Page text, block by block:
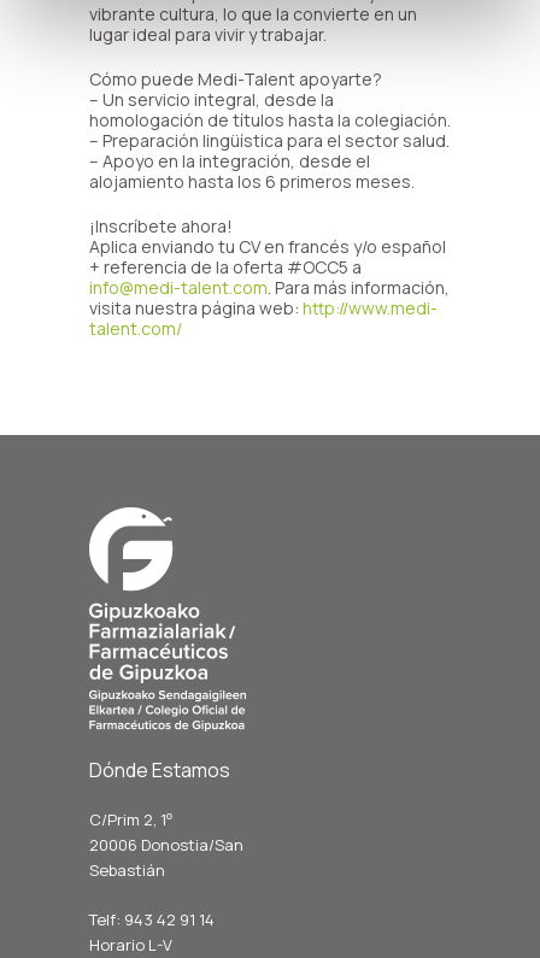
vibrante cultura, lo que la convierte en un
lugar ideal para vivir y trabajar.
Cómo puede Medi-Talent apoyarte?
– Un servicio integral, desde la
homologación de títulos hasta la colegiación.
– Preparación lingüística para el sector salud.
– Apoyo en la integración, desde el
alojamiento hasta los 6 primeros meses.
¡Inscríbete ahora!
Aplica enviando tu CV en francés y/o español
+ referencia de la oferta #OCC5 a
info@medi-talent.com. Para más información,
visita nuestra página web: http://www.medi-
talent.com/
Dónde Estamos
C/Prim 2, 1º
20006 Donostia/San
Sebastián
Telf: 943 42 91 14
Horario L-V